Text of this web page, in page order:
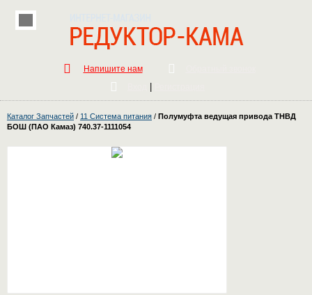
Напишите нам
Каталог Запчастей / 11 Система питания / Полумуфта ведущая привода ТНВД
БОШ (ПАО Камаз) 740.37-1111054